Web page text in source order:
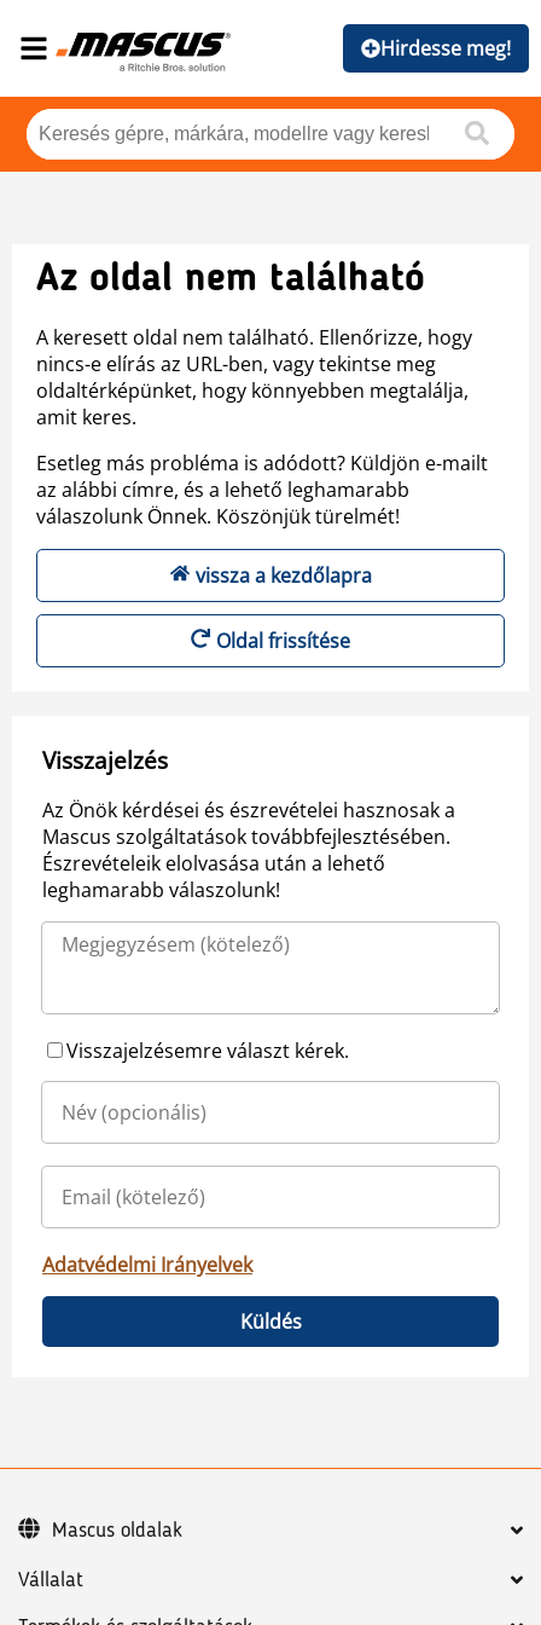
Hirdesse meg!
Az oldal nem található
A keresett oldal nem található. Ellenőrizze, hogy
nincs-e elírás az URL-ben, vagy tekintse meg
oldaltérképünket, hogy könnyebben megtalálja,
amit keres.
Esetleg más probléma is adódott? Küldjön e-mailt
az alábbi címre, és a lehető leghamarabb
válaszolunk Önnek. Köszönjük türelmét!
vissza a kezdőlapra
Oldal frissítése
Visszajelzés
Az Önök kérdései és észrevételei hasznosak a
Mascus szolgáltatások továbbfejlesztésében.
Észrevételeik elolvasása után a lehető
leghamarabb válaszolunk!
Visszajelzésemre választ kérek.
Adatvédelmi Irányelvek
Küldés
Vállalat
Mascus oldalak